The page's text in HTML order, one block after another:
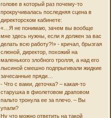
голове в который раз почему-то
прокручивалась последняя сцена в
директорском кабинете:
«…Я не понимаю, зачем вы вообще
мне здесь нужны, если я должен за вас
делать всю работу?!» - кричал, брызгая
слюной, директор, похожий на
маленького злобного тролля, а над его
лысиной смешно подпрыгивали жидкие
зачесанные пряди…
- Что с вами, деточка? – какая-то
старушка в фиолетовом драповом
пальто тронула ее за плечо. – Вы
упали?
Ну что можно ответить на такой